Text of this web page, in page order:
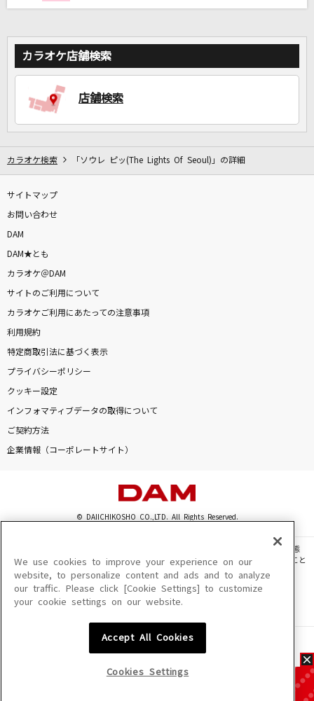
カラオケ最新情報をチェック！
DAMに会員登録・ログインして
カラオケ店舗検索
店舗検索
カラオケ検索 「ソウレ ピッ(The Lights Of Seoul)」の詳細
サイトマップ
お問い合わせ
DAM
DAM★とも
カラオケ＠DAM
サイトのご利用について
カラオケご利用にあたっての注意事項
利用規約
特定商取引法に基づく表示
プライバシーポリシー
クッキー設定
インフォマティブデータの取得について
ご契約方法
企業情報（コーポレートサイト）
© DAIICHIKOSHO CO.,LTD. All Rights Reserved.
このサイトに掲載されている一切の文章・画像・写真・動画・音声等を、手段や形態
を問わず、著作権法の定める範囲を超えて無断で複製、転載、ファイル化などすること
を禁じます。
楽曲及びコンテンツは、機種によりご利用いただけない場合があります。
楽曲及びコンテンツの配信日、配信内容が変更になる場合があります。
We use cookies to improve your experience on our
website, to personalize content and ads and to analyze
our traffic. Please click [Cookie Settings] to customize
your cookie settings on our website.
Accept All Cookies
Cookies Settings